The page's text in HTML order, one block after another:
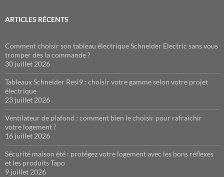
ARTICLES RÉCENTS
Comment choisir son tableau électrique Schneider Electric sans vous
tromper dès la commande ?
30 juillet 2026
Tableaux Schneider Resi9 : choisir votre gamme selon votre projet
électrique
23 juillet 2026
Ventilateur de plafond : comment bien le choisir pour rafraîchir
votre logement ?
16 juillet 2026
Sécurité maison été : protégez votre logement avec les bons réflexes
et les produits Tapo
9 juillet 2026